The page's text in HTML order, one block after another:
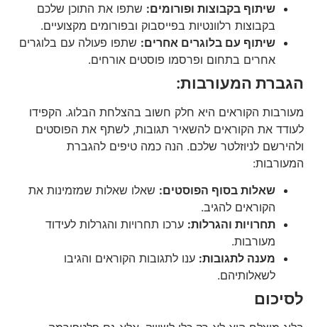
שיתוף בקבוצות ופורומים: שתפו את התוכן שלכם
בקבוצות רלוונטיות בפייסבוק ובפורומים מקצועיים.
שיתוף עם בלוגרים אחרים: שתפו פעולה עם בלוגרים
אחרים בתחום ופרסמו פוסטים אורחים.
הגברת המעורבות:
מעורבות הקוראים היא חלק חשוב בהצלחת הבלוג. הקפידו
לעודד את הקוראים להשאיר תגובות, לשתף את הפוסטים
ולהירשם לניוזלטר שלכם. הנה כמה טיפים להגברת
המעורבות:
שאלות בסוף הפוסטים: שאלו שאלות שמזמינות את
הקוראים להגיב.
תחרויות והגרלות: ערכו תחרויות והגרלות לעידוד
מעורבות.
מענה לתגובות: ענו לתגובות הקוראים והגיבו
לשאלותיהם.
לסיכום